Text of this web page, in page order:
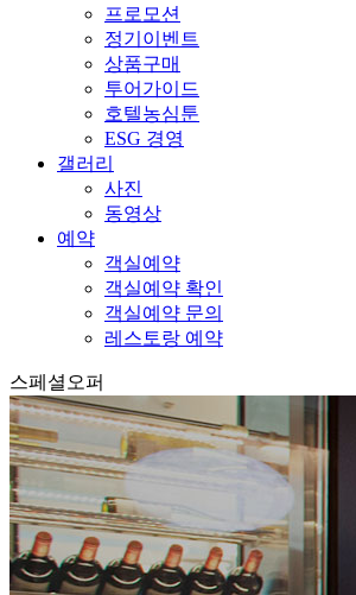
프로모션
정기이벤트
상품구매
투어가이드
호텔농심툰
ESG 경영
갤러리
사진
동영상
예약
객실예약
객실예약 확인
객실예약 문의
레스토랑 예약
스페셜오퍼